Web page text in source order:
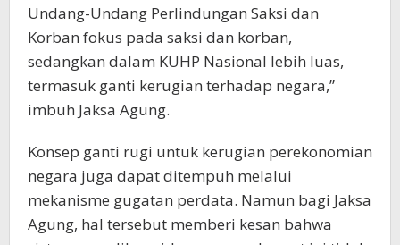
Undang-Undang Perlindungan Saksi dan
Korban fokus pada saksi dan korban,
sedangkan dalam KUHP Nasional lebih luas,
termasuk ganti kerugian terhadap negara,”
imbuh Jaksa Agung.
Konsep ganti rugi untuk kerugian perekonomian
negara juga dapat ditempuh melalui
mekanisme gugatan perdata. Namun bagi Jaksa
Agung, hal tersebut memberi kesan bahwa